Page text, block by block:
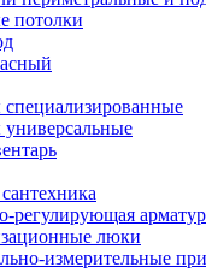
потолки
регулирующая
люки
измерительные